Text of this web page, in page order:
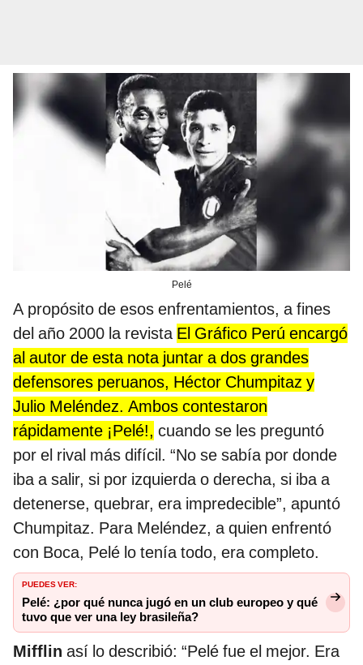
Pelé
A propósito de esos enfrentamientos, a fines
del año 2000 la revista El Gráfico Perú encargó
al autor de esta nota juntar a dos grandes
defensores peruanos, Héctor Chumpitaz y
Julio Meléndez. Ambos contestaron
rápidamente ¡Pelé!, cuando se les preguntó
por el rival más difícil. “No se sabía por donde
iba a salir, si por izquierda o derecha, si iba a
detenerse, quebrar, era impredecible”, apuntó
Chumpitaz. Para Meléndez, a quien enfrentó
con Boca, Pelé lo tenía todo, era completo.
PUEDES VER:
Pelé: ¿por qué nunca jugó en un club europeo y qué
tuvo que ver una ley brasileña?
Mifflin así lo describió: “Pelé fue el mejor. Era